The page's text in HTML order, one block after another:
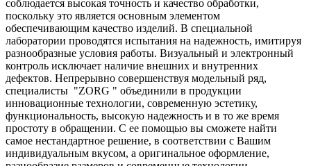
соблюдается высокая точность и качество обработки,
поскольку это является основным элементом
обеспечивающим качество изделий. В специальной
лаборатории проводятся испытания на надежность, имитируя
разнообразные условия работы. Визуальный и электронный
контроль исключает наличие внешних и внутренних
дефектов. Непрерывно совершенствуя модельный ряд,
специалисты "ZORG " объединили в продукции
инновационные технологии, современную эстетику,
функциональность, высокую надежность и в то же время
простоту в обращении. С ее помощью вы сможете найти
самое нестандартное решение, в соответствии с Вашим
индивидуальным вкусом, а оригинальное оформление,